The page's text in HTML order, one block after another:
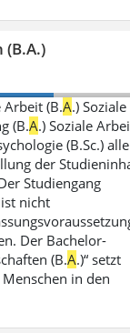
Arbeit (B.A.) Soziale
(B.A.) Soziale
(B.Sc.) alle
der
Studiengang
ist nicht
Der Bachelor-
(B.A.)“ setzt
in den